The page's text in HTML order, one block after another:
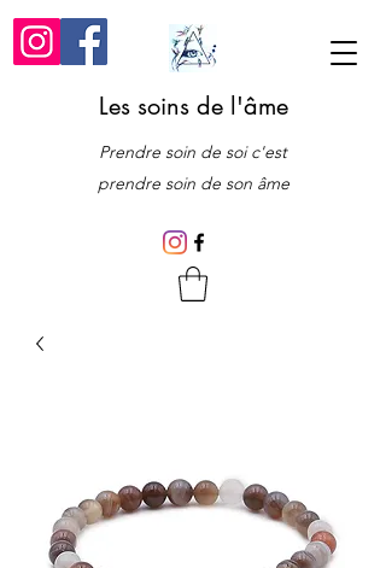
Les soins de l'âme
Prendre soin de soi c'est
prendre soin de son âme